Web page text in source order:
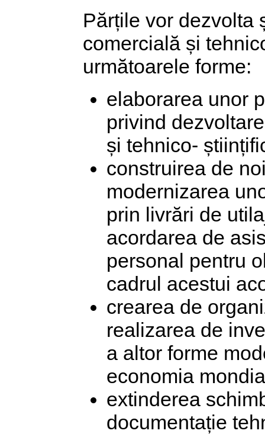
Părțile vor dezvolta
comercială și
următoarele forme:
elaborarea unor
privind
și tehnico-
construirea de
modernizarea
prin livrări de
acordarea de
personal pentru
cadrul acestui
crearea de
realizarea de
a altor forme
economia
extinderea
documentație